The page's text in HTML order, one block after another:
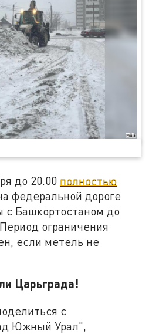
до 20.00 полностью
федеральной дороге
с Башкортостаном до
ограничения
если метель не
Царьграда!
с
Южный Урал",